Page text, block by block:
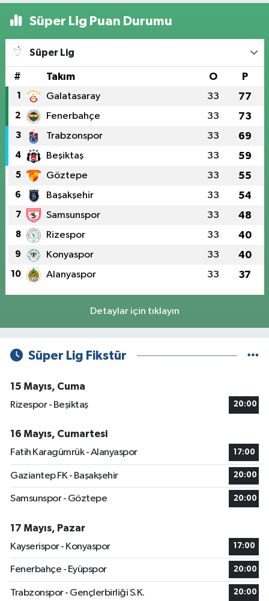
Süper Lig Puan Durumu
Süper Lig
# Takım O P
1 Galatasaray 33 77
2 Fenerbahçe 33 73
3 Trabzonspor 33 69
4 Beşiktaş 33 59
5 Göztepe 33 55
6 Başakşehir 33 54
7 Samsunspor 33 48
8 Rizespor 33 40
9 Konyaspor 33 40
10 Alanyaspor 33 37
Detaylar için tıklayın
Süper Lig Fikstür
15 Mayıs, Cuma
Rizespor - Beşiktaş
20:00
16 Mayıs, Cumartesi
Fatih Karagümrük - Alanyaspor
17:00
Gaziantep FK - Başakşehir 20:00
Samsunspor - Göztepe 20:00
17 Mayıs, Pazar
Kayserispor - Konyaspor
17:00
Fenerbahçe - Eyüpspor 20:00
Trabzonspor - Gençlerbirliği S.K. 20:00